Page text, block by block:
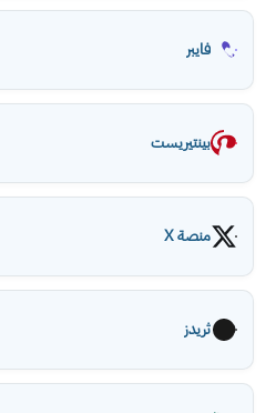
فايبر
بينتيريست
منصة X
ثريدز